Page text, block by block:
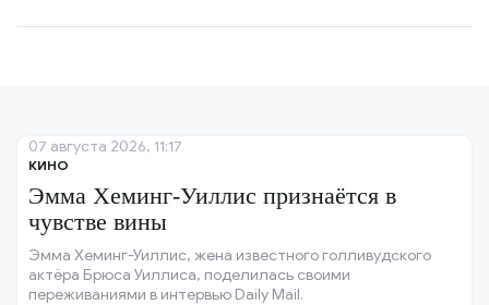
КИНО
Эмма Хеминг-Уиллис признаётся в
чувстве вины
Эмма Хеминг-Уиллис, жена известного голливудского
актёра Брюса Уиллиса, поделилась своими
переживаниями в интервью Daily Mail.
07 августа 2026, 11:17